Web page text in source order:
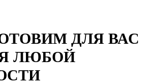
ДЛЯ ВАС
ЛЮБОЙ